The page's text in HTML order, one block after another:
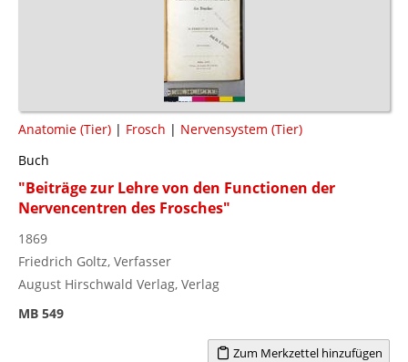
Anatomie (Tier) | Frosch | Nervensystem (Tier)
Buch
"Beiträge zur Lehre von den Functionen der
Nervencentren des Frosches"
1869
Friedrich Goltz, Verfasser
August Hirschwald Verlag, Verlag
MB 549
Zum Merkzettel hinzufügen